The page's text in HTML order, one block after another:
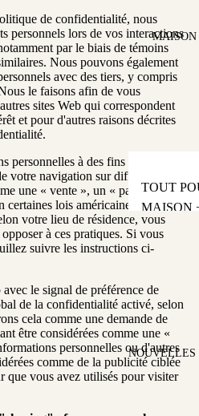
SOCKS
TOUT
MAISON
SACS
TOUT
NOUVELLES
de confidentialité, nous
personnels lors de vos interactions
par le biais de témoins
Nous pouvons également
avec des tiers, y compris
le faisons afin de vous
sites Web qui correspondent
et pour d'autres raisons décrites
personnelles à des fins de
votre navigation sur différents sites
une « vente », un « partage » ou
certaines lois américaines sur la
votre lieu de résidence, vous
à ces pratiques. Si vous
suivre les instructions ci-
le signal de préférence de
de la confidentialité activé, selon
cela comme une demande de
être considérées comme une «
personnelles ou d'autres
comme de la publicité ciblée
que vous avez utilisés pour visiter